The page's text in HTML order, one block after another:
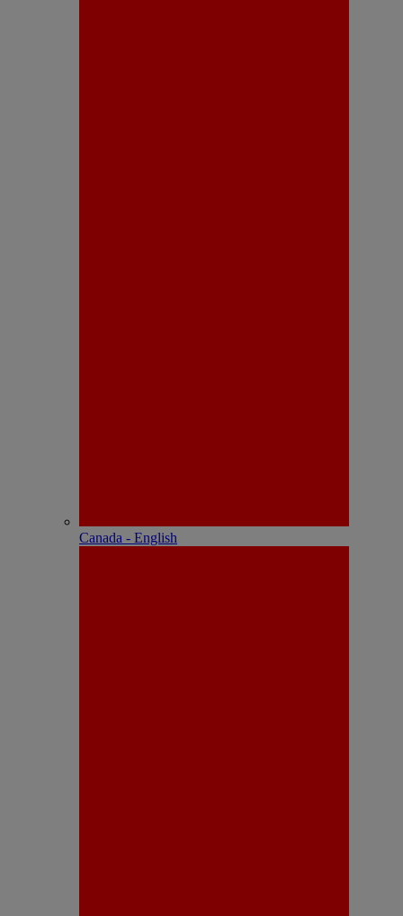
Canada - English